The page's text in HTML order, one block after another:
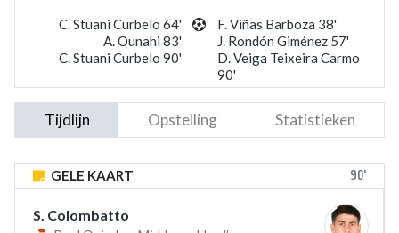
C. Stuani Curbelo 64'
A. Ounahi 83'
C. Stuani Curbelo 90'
F. Viñas Barboza 38'
J. Rondón Giménez 57'
D. Veiga Teixeira Carmo
90'
Tijdlijn Opstelling Statistieken
GELE KAART 90'
S. Colombatto